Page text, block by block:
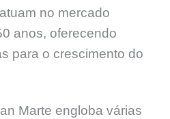
no mercado
anos, oferecendo
para o crescimento do
Marte engloba várias